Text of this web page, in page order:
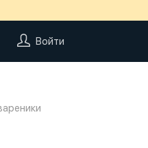
Войти